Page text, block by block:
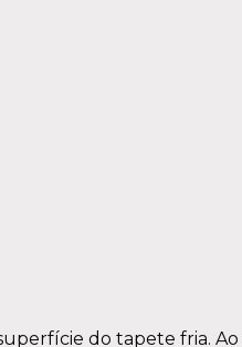
do tapete fria.